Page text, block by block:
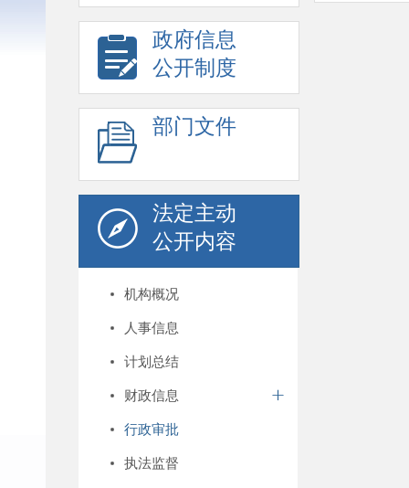
政府信息
公开制度
部门文件
法定主动
公开内容
机构概况
人事信息
计划总结
财政信息
行政审批
执法监督